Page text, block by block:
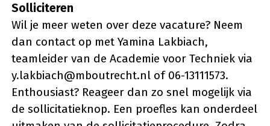
Solliciteren
Wil je meer weten over deze vacature? Neem
dan contact op met Yamina Lakbiach,
teamleider van de Academie voor Techniek via
y.lakbiach@mboutrecht.nl of 06-13111573.
Enthousiast? Reageer dan zo snel mogelijk via
de sollicitatieknop. Een proefles kan onderdeel